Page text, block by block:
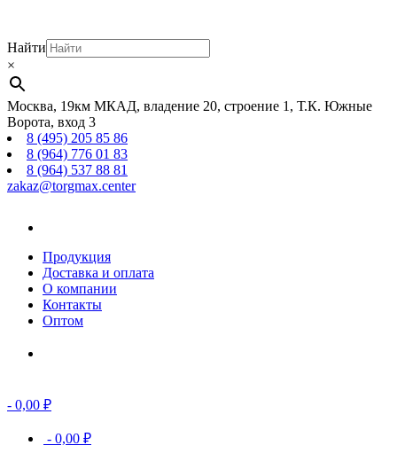
Найти
×
Москва, 19км МКАД, владение 20, строение 1, Т.К. Южные
Ворота, вход 3
8 (495) 205 85 86
8 (964) 776 01 83
8 (964) 537 88 81
zakaz@torgmax.center
Продукция
Доставка и оплата
О компании
Контакты
Оптом
- 0,00 ₽
- 0,00 ₽